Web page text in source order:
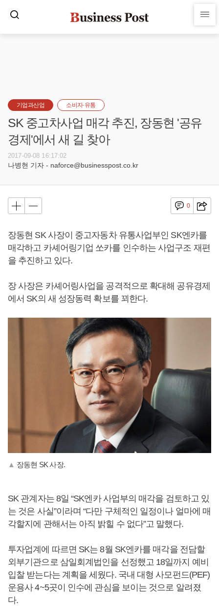
기업과산업 소비자·유통
SK 중고차사업 매각 추진, 장동현 '공유
경제'에서 새 길 찾아
2017-09-08 16:17:02
나병현 기자 - naforce@businesspost.co.kr
0
장동현 SK 사장이 중고자동차 유통사업부인 SK엔카를
매각하고 카셰어링기업 쏘카를 인수하는 사업구조 재편
을 추진하고 있다.
장 사장은 카셰어링사업을 공격적으로 확대해 공유경제
에서 SK의 새 성장동력 확보를 꾀한다.
▲ 장동현 SK 사장.
SK 관계자는 8일 “SK엔카 사업부의 매각을 검토하고 있
는 것은 사실”이라며 “다만 구체적인 일정이나 얼마에 매
각할지에 관해서는 아직 밝힐 수 없다”고 말했다.
투자업계에 따르면 SK는 8월 SK엔카를 매각을 전담할
외부기관으로 삼일회계법인을 선정했고 18일까지 예비
입찰 받는다는 계획을 세웠다. 국내 대형 사모펀드(PEF)
운용사 4~5곳이 인수에 관심을 보이는 것으로 알려졌
다.